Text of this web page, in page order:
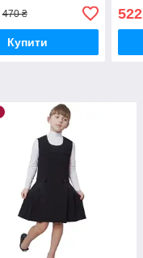
470 ₴
Купити
522